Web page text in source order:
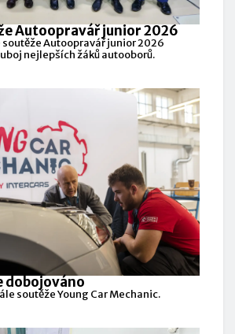
Autoopravář junior 2026
Autoopravář junior 2026
nejlepších žáků autooborů.
dobojováno
soutěže Young Car Mechanic.